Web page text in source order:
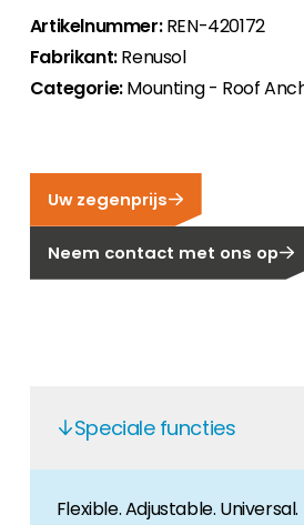
Carrière
Ben je op zoek naar een
hernieuwbare
Als u op zoek bent naar
en branche-informatie,
Artikelnummer:REN-420172
Fabrikant:Renusol
Categorie:Mounting - Roof
Uw zegenprijs
Neem contact met ons op
Speciale functies
Flexible. Adjustable. Universal.